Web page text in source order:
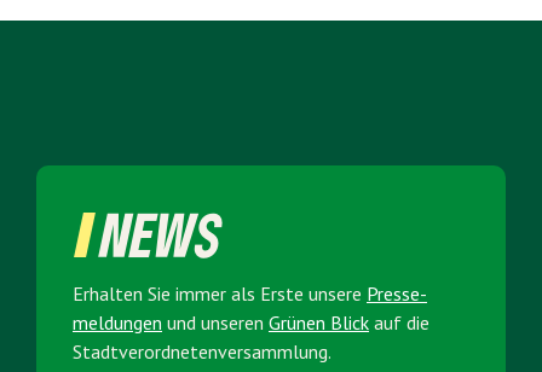
NEWS
Erhalten Sie immer als Erste unsere Presse­
meldungen und unseren Grünen Blick auf die
Stadt­verordneten­versammlung.